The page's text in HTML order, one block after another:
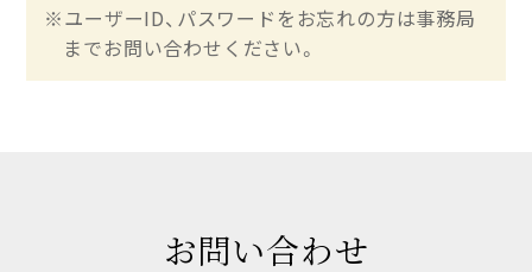
※ユーザーID、パスワードをお忘れの方は事務局
までお問い合わせください。
お問い合わせ